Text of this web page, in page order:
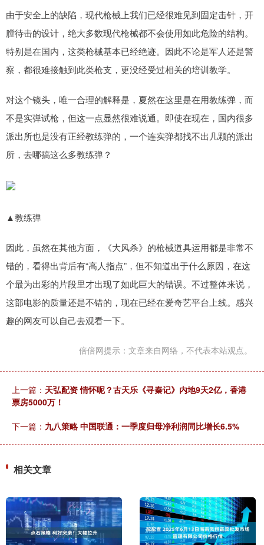
由于安全上的缺陷，现代枪械上我们已经很难见到固定击针，开
膛待击的设计，绝大多数现代枪械都不会使用如此危险的结构。
特别是在国内，这类枪械基本已经绝迹。因此不论是军人还是警
察，都很难接触到此类枪支，更没经受过相关的培训教学。
对这个镜头，唯一合理的解释是，夏然在这里是在用教练弹，而
不是实弹试枪，但这一点显然很难说通。即使在现在，国内很多
派出所也是没有正经教练弹的，一个连实弹都找不出几颗的派出
所，去哪搞这么多教练弹？
▲教练弹
因此，虽然在其他方面，《大风杀》的枪械道具运用都是非常不
错的，看得出背后有“高人指点”，但不知道出于什么原因，在这
个最为出彩的片段里才出现了如此巨大的错误。不过整体来说，
这部电影的质量还是不错的，现在已经在爱奇艺平台上线。感兴
趣的网友可以自己去观看一下。
倍倍网提示：文章来自网络，不代表本站观点。
上一篇： 天弘配资 情怀呢？古天乐《寻秦记》内地9天2亿，香港
票房5000万！
下一篇： 九八策略 中国联通：一季度归母净利润同比增长6.5%
相关文章